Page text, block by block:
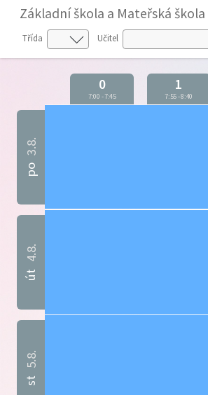
Základní škola a Mateřská
Třída Učitel
0
7:00 -7:45
1
7:55-8:40
po
3.8.
út
4.8.
st
5.8.